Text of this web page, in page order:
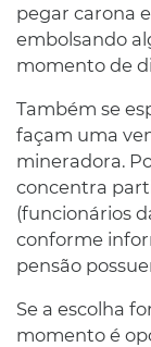
pegar carona
embolsando
momento de
Também se
façam uma
mineradora.
concentra
(funcionários
conforme
pensão
Se a escolha
momento é